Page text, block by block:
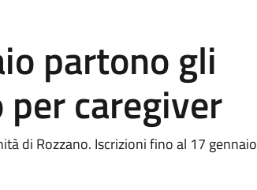
partono gli
caregiver
di Rozzano. Iscrizioni fino al 17 gennaio